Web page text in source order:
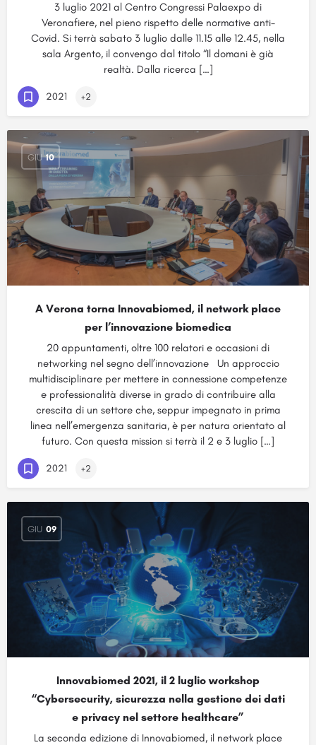
3 luglio 2021 al Centro Congressi Palaexpo di
Veronafiere, nel pieno rispetto delle normative anti-
Covid. Si terrà sabato 3 luglio dalle 11.15 alle 12.45, nella
sala Argento, il convengo dal titolo “Il domani è già
realtà. Dalla ricerca […]
2021 +2
GIU 10
A Verona torna Innovabiomed, il network place
per l’innovazione biomedica
20 appuntamenti, oltre 100 relatori e occasioni di
networking nel segno dell’innovazione Un approccio
multidisciplinare per mettere in connessione competenze
e professionalità diverse in grado di contribuire alla
crescita di un settore che, seppur impegnato in prima
linea nell’emergenza sanitaria, è per natura orientato al
futuro. Con questa mission si terrà il 2 e 3 luglio […]
2021 +2
GIU 09
Innovabiomed 2021, il 2 luglio workshop
“Cybersecurity, sicurezza nella gestione dei dati
e privacy nel settore healthcare”
La seconda edizione di Innovabiomed, il network place